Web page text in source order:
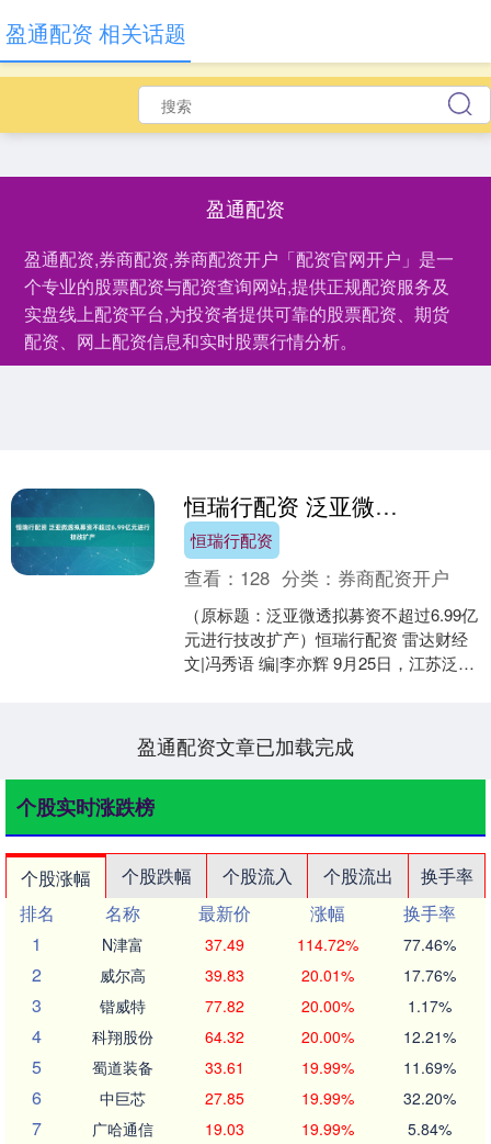
盈通配资
盈通配资,券商配资,券商配资开户「配资官网开户」是一
个专业的股票配资与配资查询网站,提供正规配资服务及
实盘线上配资平台,为投资者提供可靠的股票配资、期货
配资、网上配资信息和实时股票行情分析。
盈通配资 相关话题
恒瑞行配资 泛亚微透拟募资不超过6.99亿元进行技改扩产
恒瑞行配资
查看： 128 分类： 券商配资开户
（原标题：泛亚微透拟募资不超过6.99亿
元进行技改扩产）恒瑞行配资 雷达财经
文|冯秀语 编|李亦辉 9月25日，江苏泛亚
盈通配资文章已加载完成
个股实时涨跌榜
个股涨幅 个股跌幅 个股流入 个股流出
换手率
排名
名称 最新价 涨幅
换手率
1
N津富 37.49 114.72% 77.46%
2 威尔高 39.83 20.01% 17.76%
3 锴威特 77.82 20.00% 1.17%
4 科翔股份 64.32 20.00% 12.21%
5 蜀道装备 33.61 19.99% 11.69%
6 中巨芯 27.85 19.99% 32.20%
7 广哈通信 19.03 19.99% 5.84%